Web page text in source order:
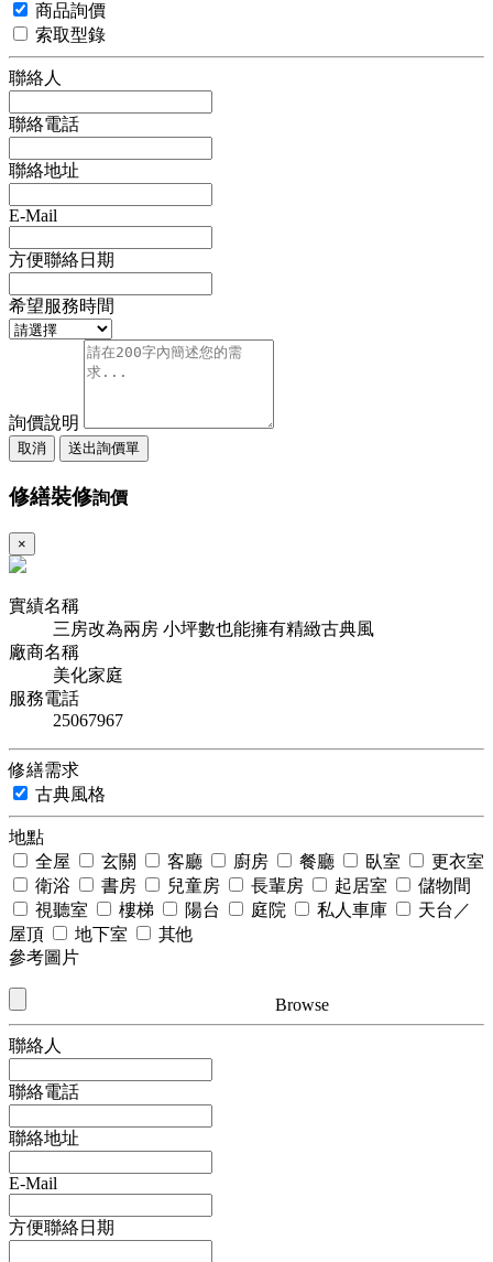
商品詢價
索取型錄
聯絡人
聯絡電話
聯絡地址
E-Mail
方便聯絡日期
希望服務時間
詢價說明
取消 送出詢價單
修繕裝修詢價
×
實績名稱
三房改為兩房 小坪數也能擁有精緻古典風
廠商名稱
美化家庭
服務電話
25067967
修繕需求
古典風格
地點
全屋
玄關 客廳 廚房 餐廳 臥室
更衣室
衛浴
書房 兒童房 長輩房 起居室
儲物間
視聽室
樓梯 陽台 庭院 私人車庫
天台／
屋頂
地下室
其他
參考圖片
Browse
聯絡人
聯絡電話
聯絡地址
E-Mail
方便聯絡日期